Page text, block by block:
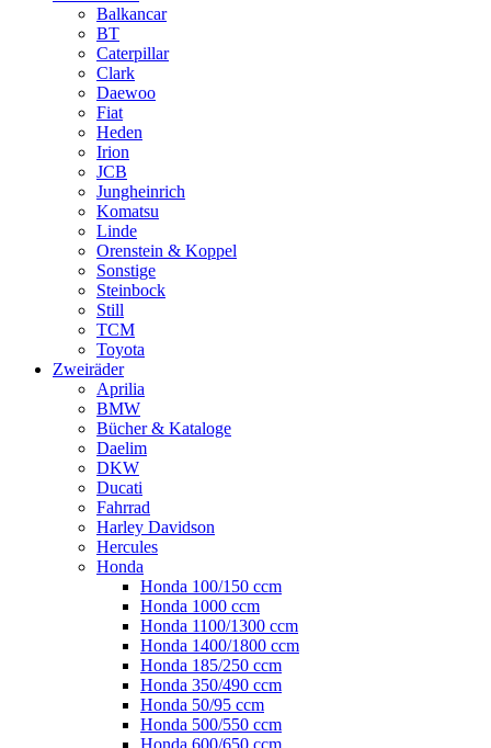
Balkancar
BT
Caterpillar
Clark
Daewoo
Fiat
Heden
Irion
JCB
Jungheinrich
Komatsu
Linde
Orenstein & Koppel
Sonstige
Steinbock
Still
TCM
Toyota
Zweiräder
Aprilia
BMW
Bücher & Kataloge
Daelim
DKW
Ducati
Fahrrad
Harley Davidson
Hercules
Honda
Honda 100/150 ccm
Honda 1000 ccm
Honda 1100/1300 ccm
Honda 1400/1800 ccm
Honda 185/250 ccm
Honda 350/490 ccm
Honda 50/95 ccm
Honda 500/550 ccm
Honda 600/650 ccm